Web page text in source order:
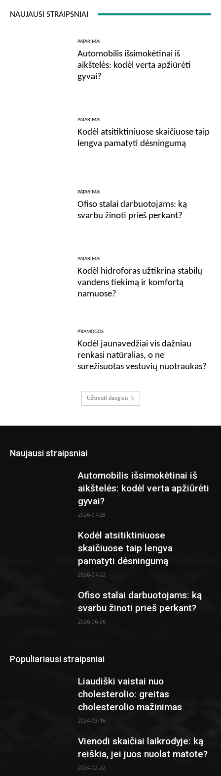
NAUJAUSI STRAIPSNIAI
PATARIMAI
Automobilis išsimokėtinai iš
aikštelės: kodėl verta apžiūrėti
gyvai?
PATARIMAI
Kodėl atsitiktiniuose skaičiuose taip
lengva pamatyti dėsningumą
PATARIMAI
Ofiso stalai darbuotojams: ką
svarbu žinoti prieš perkant?
PATARIMAI
Kodėl hidroforas užtikrina stabilų
vandens tiekimą ir komfortą
namuose?
PRAMOGOS
Kodėl jaunavedžiai vis dažniau
renkasi natūralias, o ne
surežisuotas vestuvių nuotraukas?
Užkrauti daugiau
Naujausi straipsniai
Automobilis išsimokėtinai iš
aikštelės: kodėl verta apžiūrėti
gyvai?
2026-07-28
Kodėl atsitiktiniuose
skaičiuose taip lengva
pamatyti dėsningumą
2026-07-22
Ofiso stalai darbuotojams: ką
svarbu žinoti prieš perkant?
2026-06-26
Populiariausi straipsniai
Liaudiški vaistai nuo
cholesterolio: greitas
cholesterolio mažinimas
2024-03-16
Vienodi skaičiai laikrodyje: ką
reiškia, jei juos nuolat matote?
2024-02-22